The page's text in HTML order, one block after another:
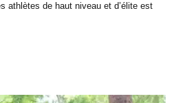
athlètes de haut niveau et d’élite est